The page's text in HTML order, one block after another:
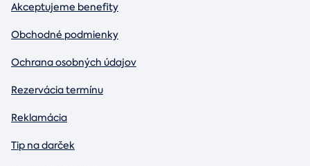
Akceptujeme benefity
Obchodné podmienky
Ochrana osobných údajov
Rezervácia termínu
Reklamácia
Tip na darček